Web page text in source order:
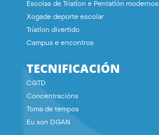
Escolas de Tríatlon e Pentatlón modernos
Xogade deporte escolar
Tríatlon divertido
Campus e encontros
TECNIFICACIÓN
CGTD
Concentracións
Toma de tempos
Eu son DGAN